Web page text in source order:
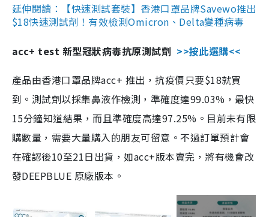
延伸閱讀：【快速測試套裝】香港口罩品牌Savewo推出
$18快速測試劑！有效檢測Omicron、Delta變種病毒
acc+ test 新型冠狀病毒抗原測試劑 >>按此選購<<
產品由香港口罩品牌acc+ 推出，抗疫價只要$18就買
到。測試劑以採集鼻液作檢測，準確度達99.03%，最快
15分鐘知道結果，而且準確度高達97.25%。目前未有限
購數量，需要大量購入的朋友可留意。不過訂單預計會
在確認後10至21日出貨，如acc+版本賣完，將有機會改
發DEEPBLUE 原廠版本。